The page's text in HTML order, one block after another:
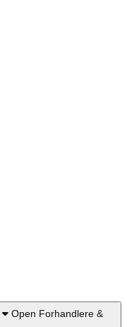
Open Forhandlere &